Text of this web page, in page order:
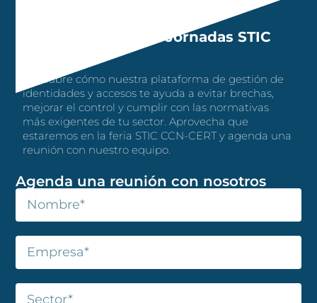
¿Nos vemos en las Jornadas STIC
Descubre cómo nuestra plataforma de gestión de
identidades y accesos te ayuda a evitar brechas,
mejorar el control y cumplir con las normativas
más exigentes de tu sector. Aprovecha que
estaremos en la feria STIC CCN-CERT y agenda una
reunión con nuestro equipo.
Agenda una reunión con nosotros